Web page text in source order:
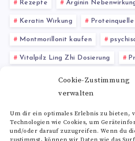
Cookie-Zustimmung
verwalten
Um dir ein optimales Erlebnis zu bieten,
Technologien wie Cookies, um
und/oder darauf zuzugreifen. Wenn du
Rezepte Arginin
Keratin Wirkung
Montmorillonit kaufen
Vitalpilz Ling Zhi Dosierung
sanftes Peeling Valin Dosierung
Gewebeheilung
Alle